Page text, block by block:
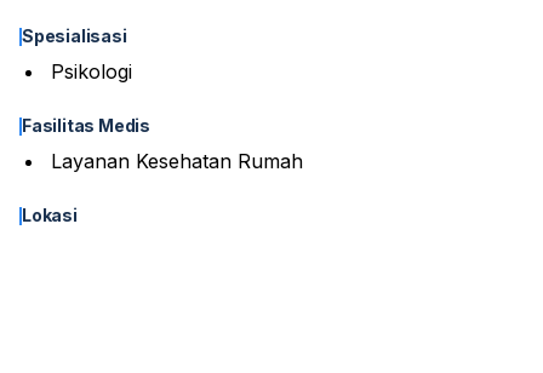
Spesialisasi
Psikologi
Fasilitas Medis
Layanan Kesehatan Rumah
Lokasi